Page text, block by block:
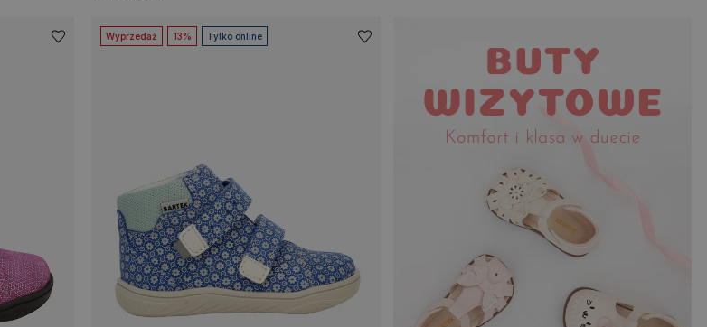
Wyprzedaż 13% Tylko online